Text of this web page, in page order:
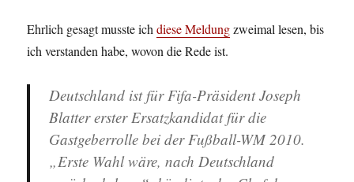
Ehrlich gesagt musste ichdiese Meldungzweimal lesen, bis
ich verstanden habe, wovon die Rede ist.
Deutschland ist für Fifa-Präsident Joseph
Blatter erster Ersatzkandidat für die
Gastgeberrolle bei der Fußball-WM 2010.
„Erste Wahl wäre, nach Deutschland